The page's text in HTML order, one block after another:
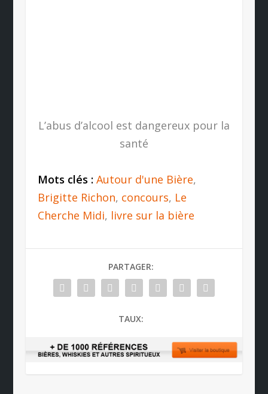
L’abus d’alcool est dangereux pour la
santé
Mots clés : Autour d'une Bière,
Brigitte Richon, concours, Le
Cherche Midi, livre sur la bière
PARTAGER:
TAUX: